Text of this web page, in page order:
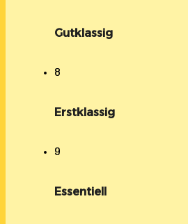
Gutklassig
8
Erstklassig
9
Essentiell